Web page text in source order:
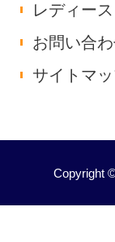
レディース
お問い合
サイトマ
Copyright